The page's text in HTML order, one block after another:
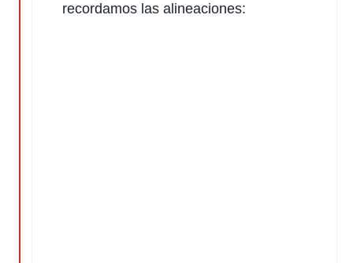
recordamos las alineaciones: